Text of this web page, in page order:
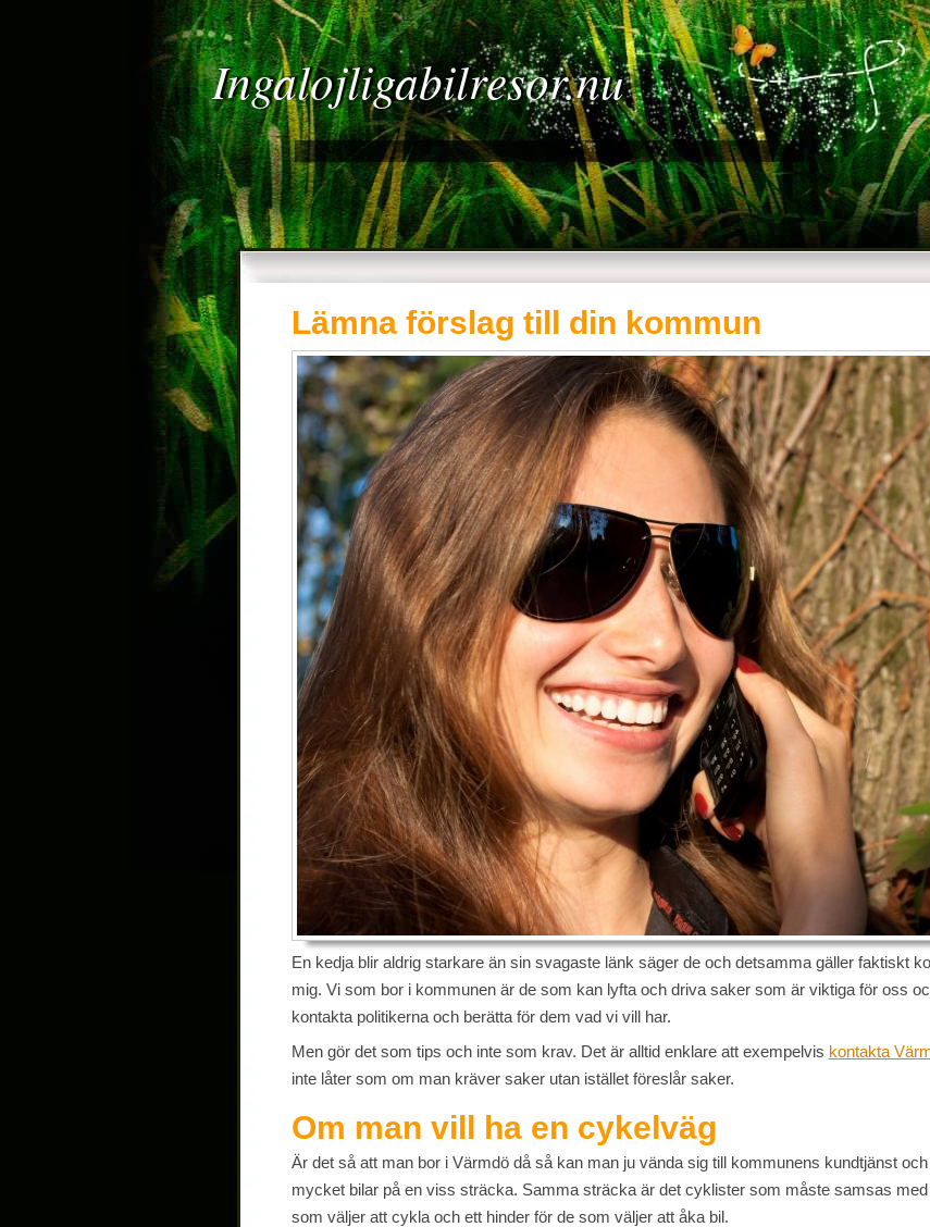
Ingalojligabilresor.nu
Lämna förslag till din kommun
En kedja blir aldrig starkare än sin svagaste länk säger de och detsamma gäller faktiskt
mig. Vi som bor i kommunen är de som kan lyfta och driva saker som är viktiga för oss
kontakta politikerna och berätta för dem vad vi vill har.
Men gör det som tips och inte som krav. Det är alltid enklare att exempelvis kontakta
inte låter som om man kräver saker utan istället föreslår saker.
Om man vill ha en cykelväg
Är det så att man bor i Värmdö då så kan man ju vända sig till kommunens kundtjänst
mycket bilar på en viss sträcka. Samma sträcka är det cyklister som måste samsas med
som väljer att cykla och ett hinder för de som väljer att åka bil.